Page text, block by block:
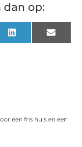
dan op:
LinkedIn Email
een fris huis en een